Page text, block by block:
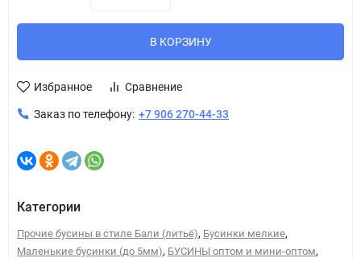
В КОРЗИНУ
Избранное Сравнение
Заказ по телефону: +7 906 270-44-33
Категории
Прочие бусины в стиле Бали (литьё), Бусинки мелкие,
Маленькие бусинки (до 5мм), БУСИНЫ оптом и мини-оптом,